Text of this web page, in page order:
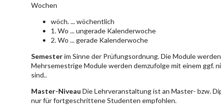
Wochen
wöch. ... wöchentlich
1. Wo ... ungerade Kalenderwoche
2. Wo ... gerade Kalenderwoche
Semesterim Sinne der Prüfungsordnung. Die Module
Mehrsemestrige Module werden demzufolge mit einem ggf.
sind..
Master-Niveau Die Lehrveranstaltung ist an Master- bzw.
nur für fortgeschrittene Studenten empfohlen.